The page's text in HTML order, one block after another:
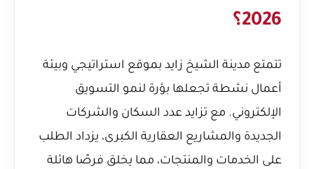
2026؟
تتمتع مدينة الشيخ زايد بموقع استراتيجي وبيئة
أعمال نشطة تجعلها بؤرة لنمو التسويق
الإلكتروني. مع تزايد عدد السكان والشركات
الجديدة والمشاريع العقارية الكبرى، يزداد الطلب
على الخدمات والمنتجات، مما يخلق فرصًا هائلة